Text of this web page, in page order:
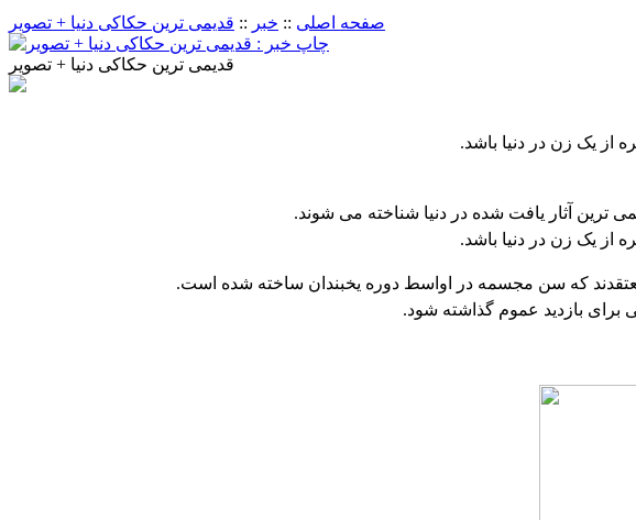
صفحه اصلی :: خبر :: قدیمی ترین حکاکی دنیا + تصویر
قدیمی ترین حکاکی دنیا + تصویر
یک زن در دنیا باشد.
ترین آثار یافت شده در دنیا شناخته می شوند.
یک زن در دنیا باشد.
که سن مجسمه در اواسط دوره یخبندان ساخته شده است.
برای بازدید عموم گذاشته شود.